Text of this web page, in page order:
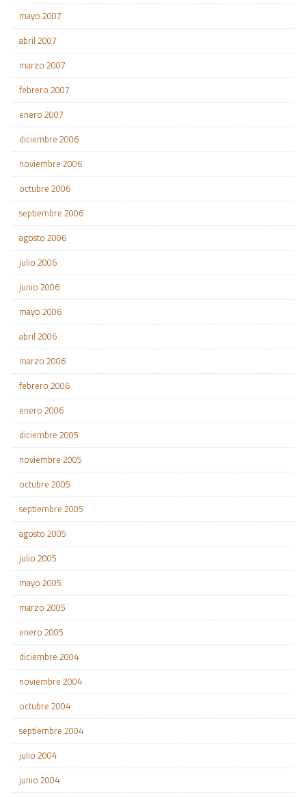
mayo 2007
abril 2007
marzo 2007
febrero 2007
enero 2007
diciembre 2006
noviembre 2006
octubre 2006
septiembre 2006
agosto 2006
julio 2006
junio 2006
mayo 2006
abril 2006
marzo 2006
febrero 2006
enero 2006
diciembre 2005
noviembre 2005
octubre 2005
septiembre 2005
agosto 2005
julio 2005
mayo 2005
marzo 2005
enero 2005
diciembre 2004
noviembre 2004
octubre 2004
septiembre 2004
julio 2004
junio 2004